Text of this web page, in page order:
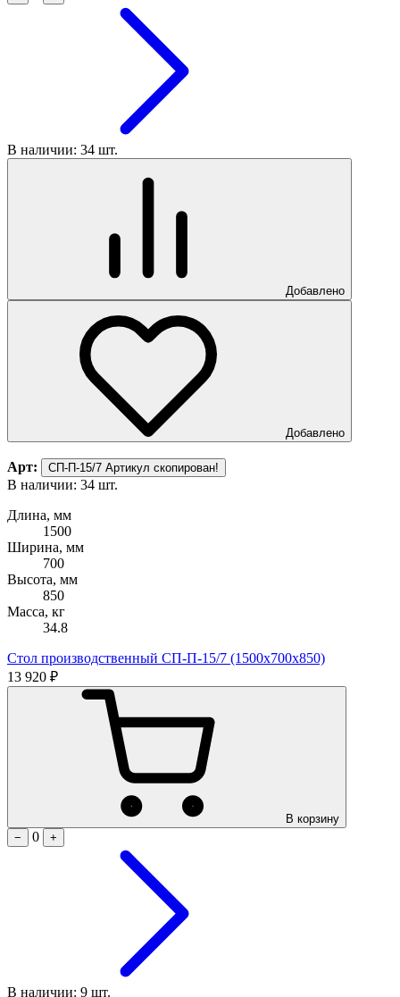
В наличии: 34 шт.
Добавлено
Добавлено
Арт: СП-П-15/7 Артикул скопирован!
В наличии: 34 шт.
Длина, мм
1500
Ширина, мм
700
Высота, мм
850
Масса, кг
34.8
Стол производственный СП-П-15/7 (1500х700х850)
13 920 ₽
В корзину
−
0 +
В наличии: 9 шт.